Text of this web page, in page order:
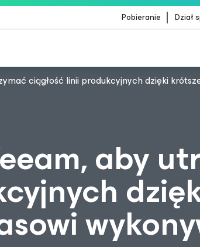
Pobieranie Dział
ciągłość linii produkcyjnych dzięki
aby